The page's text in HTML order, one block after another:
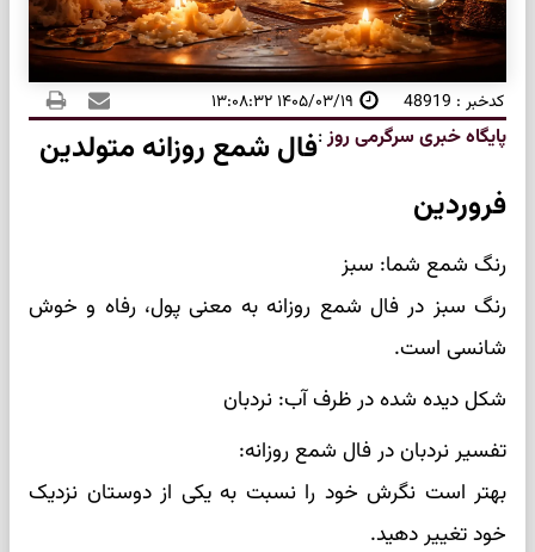
کدخبر : 48919 ۱۴۰۵/۰۳/۱۹ ۱۳:۰۸:۳۲
پایگاه خبری سرگرمی روز:فال شمع روزانه متولدین
فروردین
رنگ شمع شما: سبز
رنگ سبز در فال شمع روزانه به معنی پول، رفاه و خوش
شانسی است.
شکل دیده شده در ظرف آب: نردبان
تفسیر نردبان در فال شمع روزانه:
بهتر است نگرش خود را نسبت به یکی از دوستان نزدیک
خود تغییر دهید.